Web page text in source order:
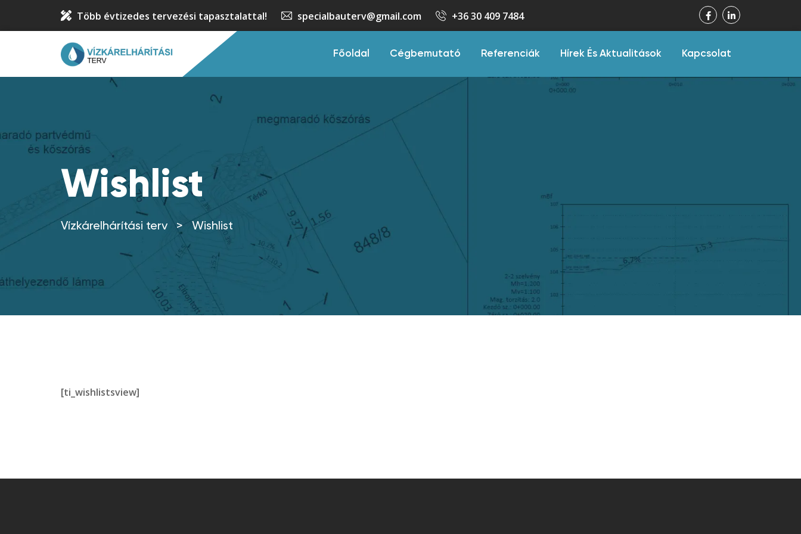
Több évtizedes tervezési tapasztalattal! specialbauterv@gmail.com +36 30 409 7484
Főoldal Cégbemutató Referenciák Hírek És Aktualitások Kapcsolat
Wishlist
Vízkárelhárítási terv > Wishlist
[ti_wishlistsview]